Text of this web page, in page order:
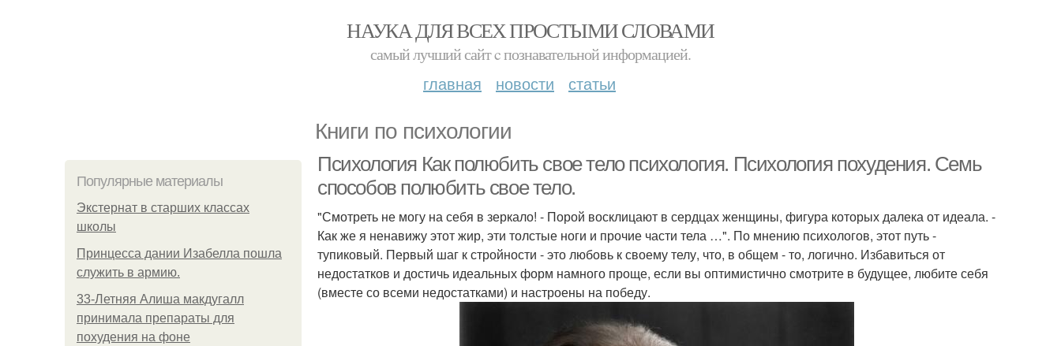
НАУКА ДЛЯ ВСЕХ ПРОСТЫМИ СЛОВАМИ
самый лучший сайт c познавательной информацией.
главная новости статьи
Книги по психологии
Популярные материалы
Экстернат в старших классах
школы
Принцесса дании Изабелла пошла
служить в армию.
33-Летняя Алиша макдугалл
принимала препараты для
похудения на фоне
Психология Как полюбить свое тело психология. Психология похудения. Семь
способов полюбить свое тело.
"Смотреть не могу на себя в зеркало! - Порой восклицают в сердцах женщины, фигура которых далека от идеала. -
Как же я ненавижу этот жир, эти толстые ноги и прочие части тела …". По мнению психологов, этот путь -
тупиковый. Первый шаг к стройности - это любовь к своему телу, что, в общем - то, логично. Избавиться от
недостатков и достичь идеальных форм намного проще, если вы оптимистично смотрите в будущее, любите себя
(вместе со всеми недостатками) и настроены на победу.